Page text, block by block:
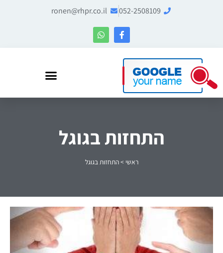
052-2508109
ronen@rhpr.co.il
התחזות בגוגל
ראשי >התחזות בגוגל